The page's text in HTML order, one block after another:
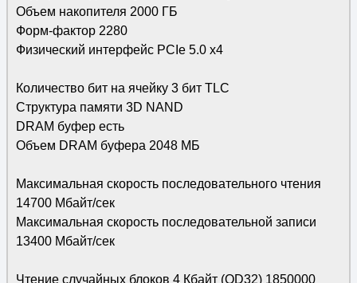
Объем накопителя 2000 ГБ
Форм-фактор 2280
Физический интерфейс PCIe 5.0 x4
Количество бит на ячейку 3 бит TLC
Структура памяти 3D NAND
DRAM буфер есть
Объем DRAM буфера 2048 МБ
Максимальная скорость последовательного чтения
14700 Мбайт/сек
Максимальная скорость последовательной записи
13400 Мбайт/сек
Чтение случайных блоков 4 Кбайт (QD32) 1850000